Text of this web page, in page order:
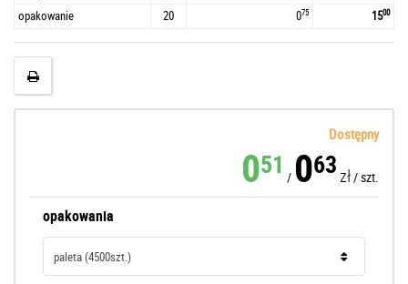
opakowanie 20 075 1500
Dostępny
051 / 063zł/szt.
opakowania